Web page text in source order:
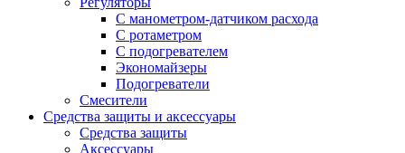
С манометром-датчиком расхода
С ротаметром
С подогревателем
Экономайзеры
Подогреватели
Смесители
Средства защиты и аксессуары
Средства защиты
Аксессуары